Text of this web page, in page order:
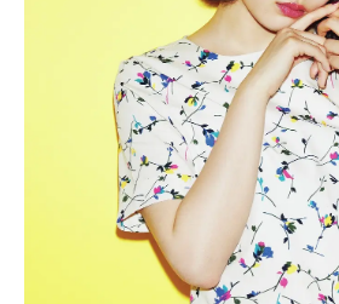
Follow us
ST member
新規会員登録・ログイン